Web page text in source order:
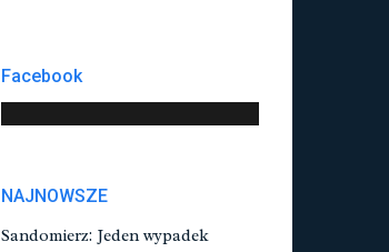
Facebook
NAJNOWSZE
Sandomierz: Jeden wypadek